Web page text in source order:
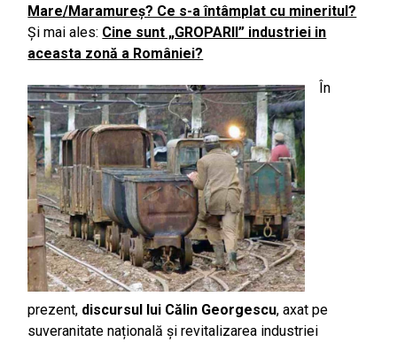
Mare/Maramureș? Ce s-a întâmplat cu mineritul?
Și mai ales: Cine sunt „GROPARII” industriei in
aceasta zonă a României?
În
prezent, discursul lui Călin Georgescu, axat pe
suveranitate națională și revitalizarea industriei